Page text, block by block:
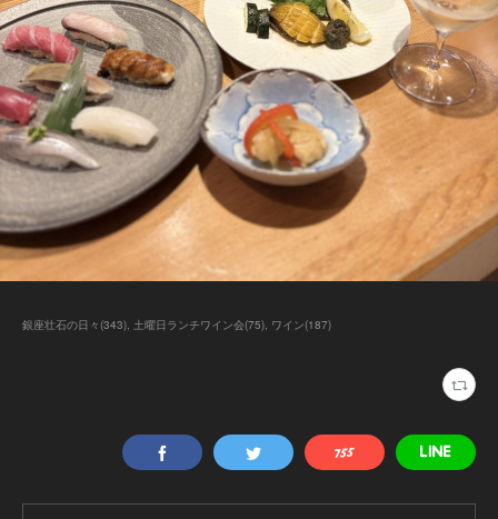
銀座壮石の日々 (343) 土曜日ランチワイン会(75) ワイン(187)